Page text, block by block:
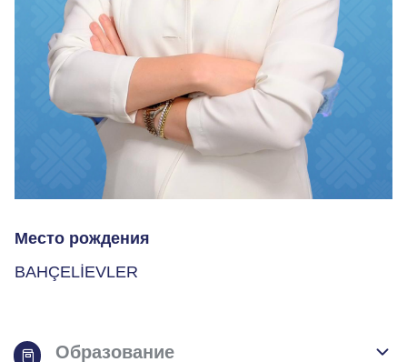
Место рождения
BAHÇELİEVLER
Образование